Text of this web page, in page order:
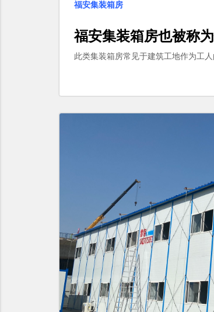
福安集装箱房
福安集装箱房也被称为
此类集装箱房常见于建筑工地作为工